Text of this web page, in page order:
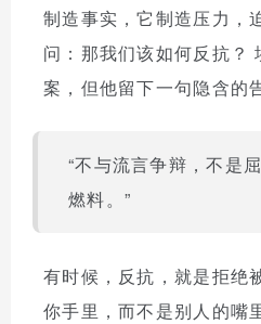
制造事实，它制造压力，
问：那我们该如何反抗？
案，但他留下一句隐含
“不与流言争辩，不是
燃料。”
有时候，反抗，就是拒绝
你手里，而不是别人的嘴里